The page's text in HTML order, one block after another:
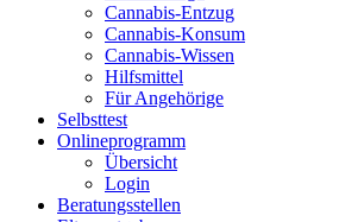
Cannabis-Entzug
Cannabis-Konsum
Cannabis-Wissen
Hilfsmittel
Für Angehörige
Selbsttest
Onlineprogramm
Übersicht
Login
Beratungsstellen